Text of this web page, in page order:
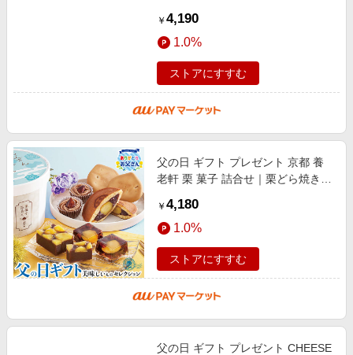
ンゴーアイス×各2(計7) ※メッ
￥ 4,190
1.0%
ストアにすすむ
父の日 ギフト プレゼント 京都 養
老軒 栗 菓子 詰合せ｜栗どら焼き、
きモンブラン、のれん栗、栗こま
￥ 4,180
1.0%
ストアにすすむ
父の日 ギフト プレゼント CHEESE